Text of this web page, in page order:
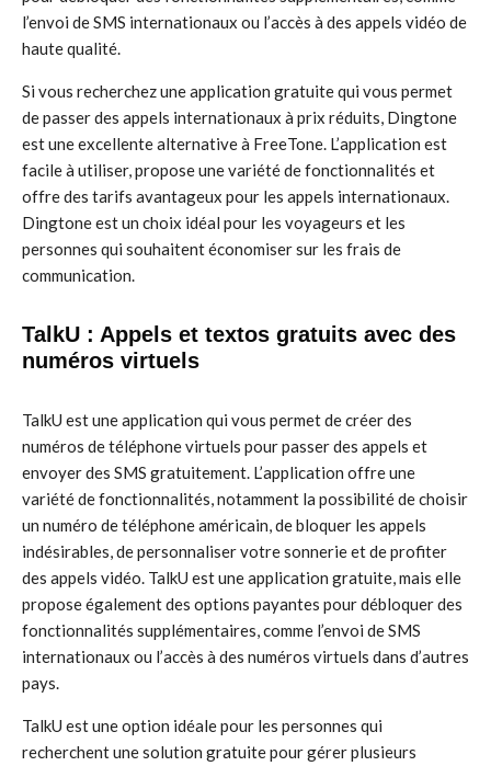
l’envoi de SMS internationaux ou l’accès à des appels vidéo de
haute qualité.
Si vous recherchez une application gratuite qui vous permet
de passer des appels internationaux à prix réduits, Dingtone
est une excellente alternative à FreeTone. L’application est
facile à utiliser, propose une variété de fonctionnalités et
offre des tarifs avantageux pour les appels internationaux.
Dingtone est un choix idéal pour les voyageurs et les
personnes qui souhaitent économiser sur les frais de
communication.
TalkU : Appels et textos gratuits avec des
numéros virtuels
TalkU est une application qui vous permet de créer des
numéros de téléphone virtuels pour passer des appels et
envoyer des SMS gratuitement. L’application offre une
variété de fonctionnalités, notamment la possibilité de choisir
un numéro de téléphone américain, de bloquer les appels
indésirables, de personnaliser votre sonnerie et de profiter
des appels vidéo. TalkU est une application gratuite, mais elle
propose également des options payantes pour débloquer des
fonctionnalités supplémentaires, comme l’envoi de SMS
internationaux ou l’accès à des numéros virtuels dans d’autres
pays.
TalkU est une option idéale pour les personnes qui
recherchent une solution gratuite pour gérer plusieurs